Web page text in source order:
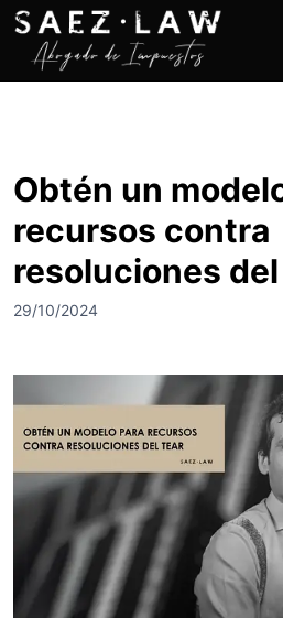
Obtén un
recursos contra
resoluciones del
29/10/2024